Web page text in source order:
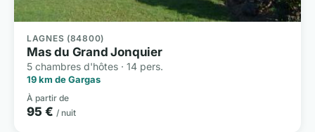
LAGNES (84800)
Mas du Grand Jonquier
5 chambres d'hôtes · 14 pers.
19 km de Gargas
À partir de
95 € / nuit